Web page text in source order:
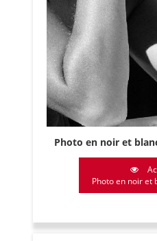
Photo en noir et
Photo en noir et